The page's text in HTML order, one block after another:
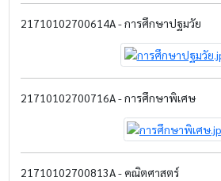
21710102700614A - การศึกษาปฐมวัย
21710102700716A - การศึกษาพิเศษ
21710102700813A - คณิตศาสตร์